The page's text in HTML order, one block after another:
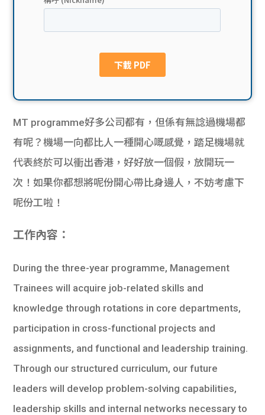
網上
私人
貸款
計數
校園
Gui
理財
Gui
101
MT programme好多公司都有，但係有無諗過機場都
有呢？機場一向都比人一種開心嘅感覺，踏足機場就
代表終於可以衝出香港，好好放一個假，放開玩一
次！如果你都想將呢份開心帶比身邊人，不妨考慮下
呢份工啦！
工作內容：
During the three-year programme, Management
Trainees will acquire job-related skills and
knowledge through rotations in core departments,
participation in cross-functional projects and
assignments, and functional and leadership training.
Through our structured curriculum, our future
leaders will develop problem-solving capabilities,
leadership skills and internal networks necessary to